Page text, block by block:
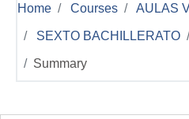
Home Courses AULAS
SEXTO BACHILLERATO
Summary